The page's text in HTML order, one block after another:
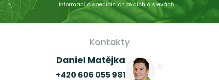
informací o speciálních akcích a slevách.
Kontakty
Daniel Matějka
+420 606 055 981